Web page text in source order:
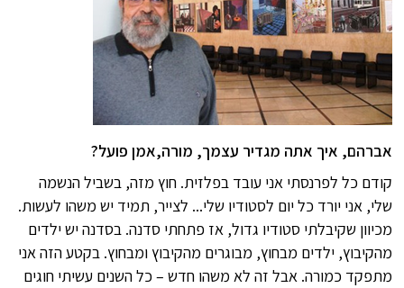
אברהם, איך אתה מגדיר עצמך, מורה,אמן פועל?
קודם כל לפרנסתי אני עובד בפלזית. חוץ מזה, בשביל הנשמה
שלי, אני יורד כל יום לסטודיו שלי... לצייר, תמיד יש משהו לעשות.
מכיוון שקיבלתי סטודיו גדול, אז פתחתי סדנה. בסדנה יש ילדים
מהקיבוץ, ילדים מבחוץ, מבוגרים מהקיבוץ ומבחוץ. בקטע הזה אני
מתפקד כמורה. אבל זה לא משהו חדש – כל השנים עשיתי חוגים